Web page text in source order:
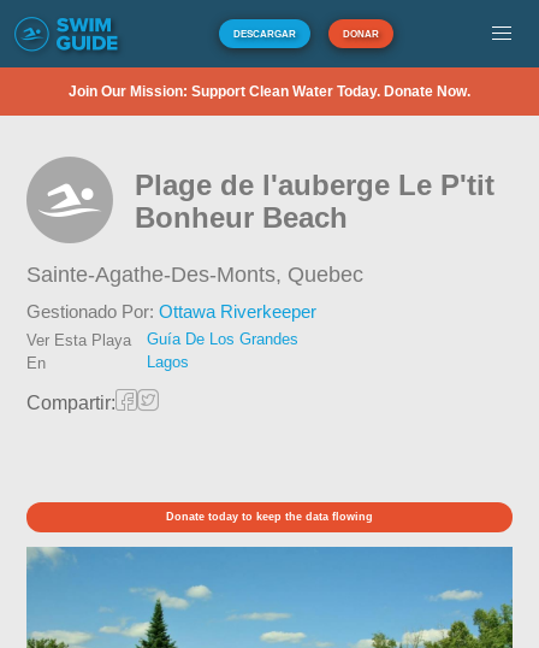
DESCARGAR DONAR
Join Our Mission: Support Clean Water Today. Donate Now.
Plage de l'auberge Le P'tit
Bonheur Beach
Sainte-Agathe-Des-Monts, Quebec
Gestionado Por:Ottawa Riverkeeper
Ver Esta Playa
En
Guía De Los Grandes
Lagos
Compartir:
Donate today to keep the data flowing